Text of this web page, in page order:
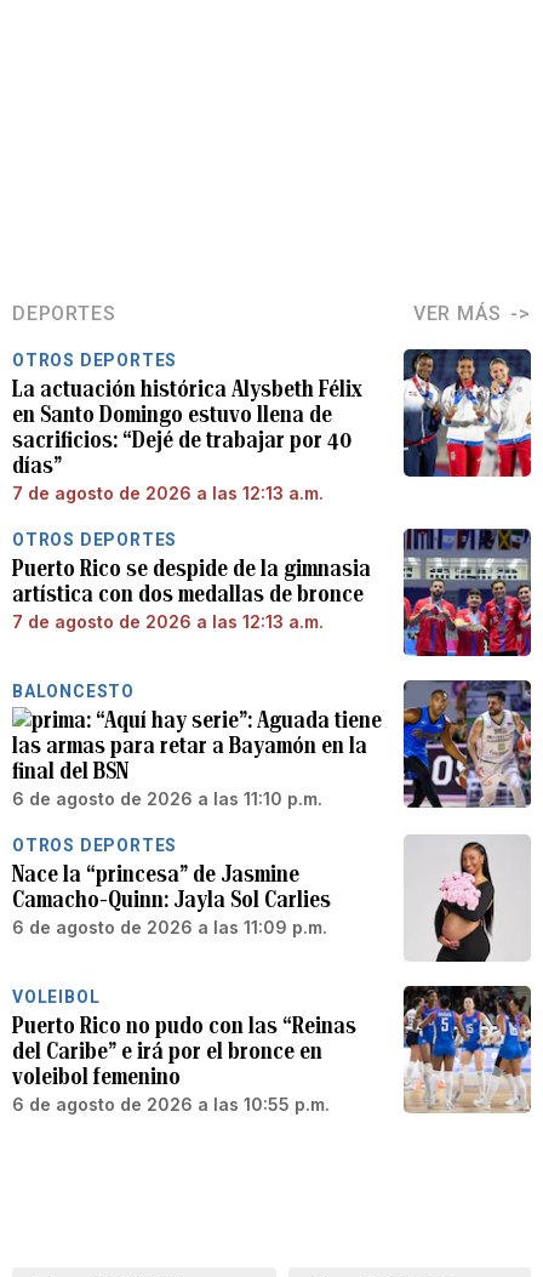
DEPORTES VER MÁS
OTROS DEPORTES
La actuación histórica Alysbeth Félix
en Santo Domingo estuvo llena de
sacrificios: “Dejé de trabajar por 40
días”
7 de agosto de 2026 a las 12:13 a.m.
OTROS DEPORTES
Puerto Rico se despide de la gimnasia
artística con dos medallas de bronce
7 de agosto de 2026 a las 12:13 a.m.
BALONCESTO
“Aquí hay serie”: Aguada tiene
las armas para retar a Bayamón en la
final del BSN
6 de agosto de 2026 a las 11:10 p.m.
OTROS DEPORTES
Nace la “princesa” de Jasmine
Camacho-Quinn: Jayla Sol Carlies
6 de agosto de 2026 a las 11:09 p.m.
VOLEIBOL
Puerto Rico no pudo con las “Reinas
del Caribe” e irá por el bronce en
voleibol femenino
6 de agosto de 2026 a las 10:55 p.m.